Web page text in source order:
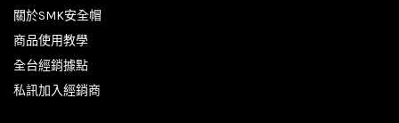
關於SMK安全帽
商品使用教學
全台經銷據點
私訊加入經銷商